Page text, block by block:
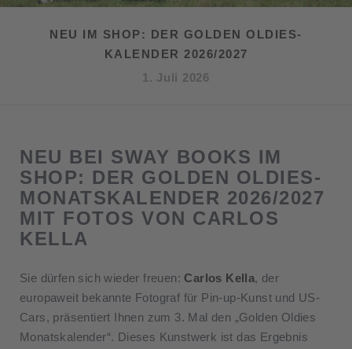
NEU IM SHOP: DER GOLDEN OLDIES-
KALENDER 2026/2027
1. Juli 2026
NEU BEI SWAY BOOKS IM
SHOP: DER GOLDEN OLDIES-
MONATSKALENDER 2026/2027
MIT FOTOS VON CARLOS
KELLA
Sie dürfen sich wieder freuen: Carlos Kella, der
europaweit bekannte Fotograf für Pin-up-Kunst und US-
Cars, präsentiert Ihnen zum 3. Mal den „Golden Oldies
Monatskalender“. Dieses Kunstwerk ist das Ergebnis